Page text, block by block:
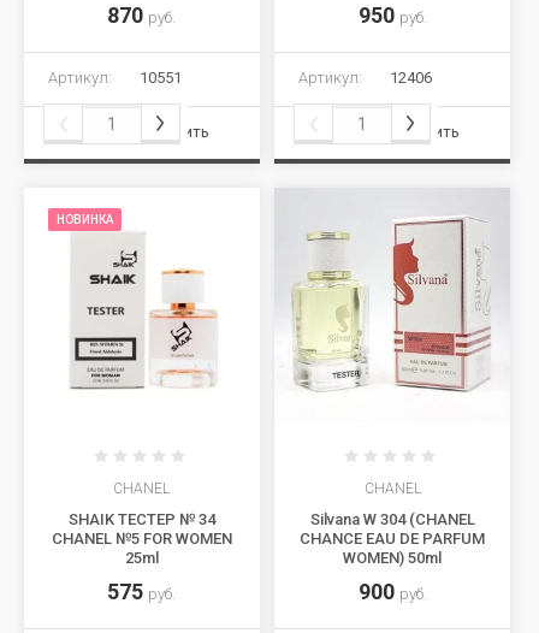
870 руб.
Артикул: 10551
Сравнить
950 руб.
Артикул: 12406
Сравнить
НОВИНКА
CHANEL
SHAIK ТЕСТЕР № 34
CHANEL №5 FOR WOMEN
25ml
575 руб.
CHANEL
Silvana W 304 (CHANEL
CHANCE EAU DE PARFUM
WOMEN) 50ml
900 руб.